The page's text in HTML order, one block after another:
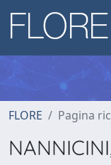
FLORE Pagina